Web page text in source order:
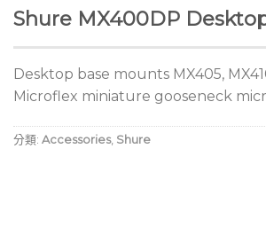
Shure MX400DP
Desktop base mounts MX405,
Microflex miniature gooseneck
分類: Accessories, Shure